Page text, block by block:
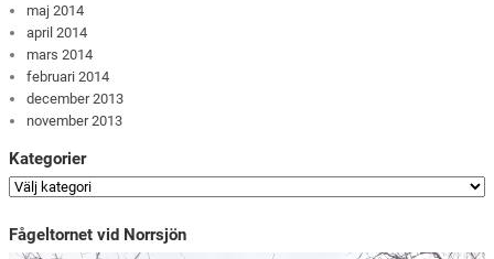
maj 2014
april 2014
mars 2014
februari 2014
december 2013
november 2013
Kategorier
Fågeltornet vid Norrsjön